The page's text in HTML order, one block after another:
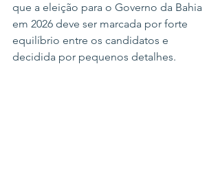
que a eleição para o Governo da Bahia
em 2026 deve ser marcada por forte
equilíbrio entre os candidatos e
decidida por pequenos detalhes.